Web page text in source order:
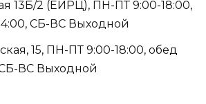
13Б/2 (ЕИРЦ), ПН-ПТ 9:00-18:00,
СБ-ВС Выходной
15, ПН-ПТ 9:00-18:00, обед
СБ-ВС Выходной